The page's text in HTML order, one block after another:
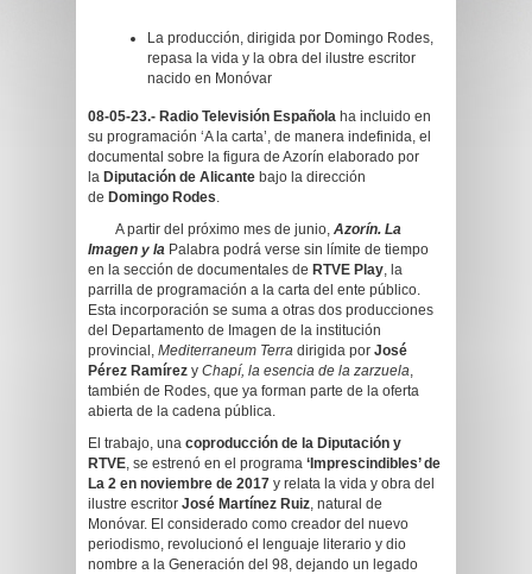
La producción, dirigida por Domingo Rodes,
repasa la vida y la obra del ilustre escritor
nacido en Monóvar
08-05-23.- Radio Televisión Española ha incluido en
su programación ‘A la carta’, de manera indefinida, el
documental sobre la figura de Azorín elaborado por
la Diputación de Alicante bajo la dirección
de Domingo Rodes.
A partir del próximo mes de junio, Azorín. La
Imagen y la Palabra podrá verse sin límite de tiempo
en la sección de documentales de RTVE Play, la
parrilla de programación a la carta del ente público.
Esta incorporación se suma a otras dos producciones
del Departamento de Imagen de la institución
provincial, Mediterraneum Terra dirigida por José
Pérez Ramírez y Chapí, la esencia de la zarzuela,
también de Rodes, que ya forman parte de la oferta
abierta de la cadena pública.
El trabajo, una coproducción de la Diputación y
RTVE, se estrenó en el programa ‘Imprescindibles’ de
La 2 en noviembre de 2017 y relata la vida y obra del
ilustre escritor José Martínez Ruiz, natural de
Monóvar. El considerado como creador del nuevo
periodismo, revolucionó el lenguaje literario y dio
nombre a la Generación del 98, dejando un legado